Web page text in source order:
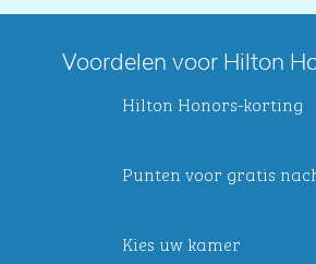
Voordelen voor Hilton
Hilton Honors-korting
Punten voor gratis
Kies uw kamer